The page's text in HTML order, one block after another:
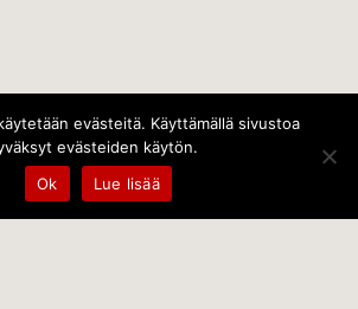
evästeitä. Käyttämällä sivustoa
evästeiden käytön.
Ok
Lue lisää